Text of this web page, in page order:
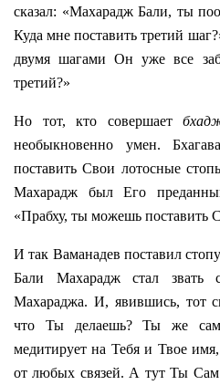
сказал: «Махарадж Бали, ты
Куда мне поставить третий
двумя шагами Он уже все
третий?»
Но тот, кто совершает
необыкновенно умен.
поставить Свои лотосные
Махарадж был Его
«Прабху, ты можешь поставить
И так Ваманадев поставил
Бали Махарадж стал звать
Махараджа. И, явившись, тот
что Ты делаешь? Ты же сам
медитирует на Тебя и Твое
от любых связей. А тут Ты Сам